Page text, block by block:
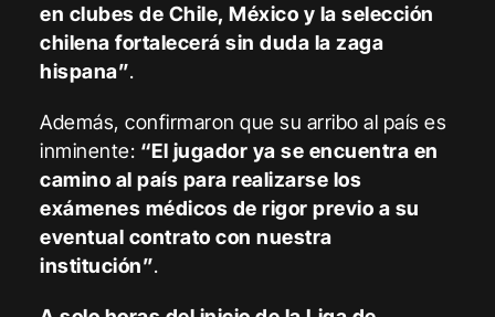
en clubes de Chile, México y la selección
chilena fortalecerá sin duda la zaga
hispana”.
Además, confirmaron que su arribo al país es
inminente: “El jugador ya se encuentra en
camino al país para realizarse los
exámenes médicos de rigor previo a su
eventual contrato con nuestra
institución”.